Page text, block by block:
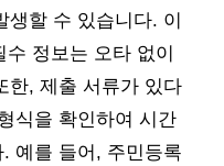
할 수 있습니다. 이
정보는 오타 없이
한, 제출 서류가 있다
식을 확인하여 시간
예를 들어, 주민등록